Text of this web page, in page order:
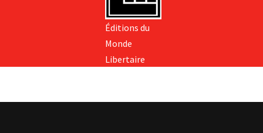
Éditions du
Monde
Libertaire